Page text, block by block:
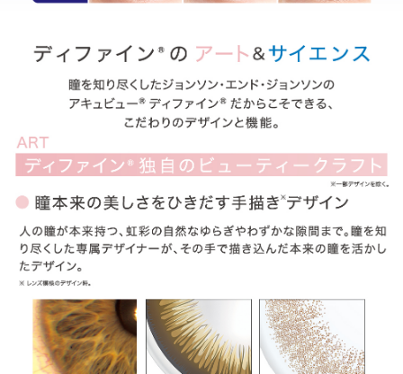
ITEM REVIEWS
この商品のレビュー
商品レビューの投稿は ログインが必要です。
OTHER COLOR
その他のカラー
» ラディアントシック